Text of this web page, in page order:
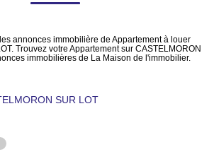
Estimer Vendre
Biens Vendus
NOS AGENCES
annonces immobilière de Appartement à louer
Trouvez votre Appartement sur CASTELMORON
immobilières de La Maison de l'immobilier.
SUR LOT